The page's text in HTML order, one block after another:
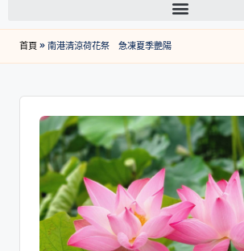
首頁»南港清涼荷花祭 急凍夏季艷陽